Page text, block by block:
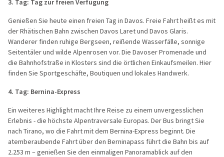
3. Tag: Tag zur freien Verfügung
Genießen Sie heute einen freien Tag in Davos. Freie Fahrtheißt es mit
der Rhätischen Bahn zwischen Davos Laret und Davos Glaris.
Wanderer finden ruhige Bergseen, reißende Wasserfälle, sonnige
Seitentäler und wilde Alpenrosen vor. Die Davoser Promenade und
die Bahnhofstraße in Klosters sind die örtlichen Einkaufsmeilen. Hier
finden Sie Sportgeschäfte, Boutiquen und lokales Handwerk.
4. Tag: Bernina-Express
Ein weiteres Highlight macht Ihre Reise zu einem unvergesslichen
Erlebnis - die höchste Alpentraversale Europas. Der Bus bringt Sie
nach Tirano, wo die Fahrt mit dem Bernina-Express beginnt. Die
atemberaubende Fahrt über den Berninapass führt die Bahn bis auf
2.253 m – genießen Sie den einmaligen Panoramablick auf den